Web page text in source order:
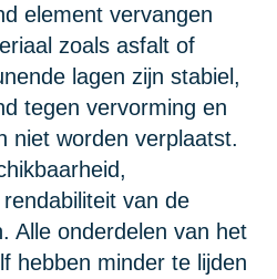
element vervangen
zoals asfalt of
lagen zijn stabiel,
tegen vervorming en
niet worden verplaatst.
van de
Alle onderdelen van het
hebben minder te lijden